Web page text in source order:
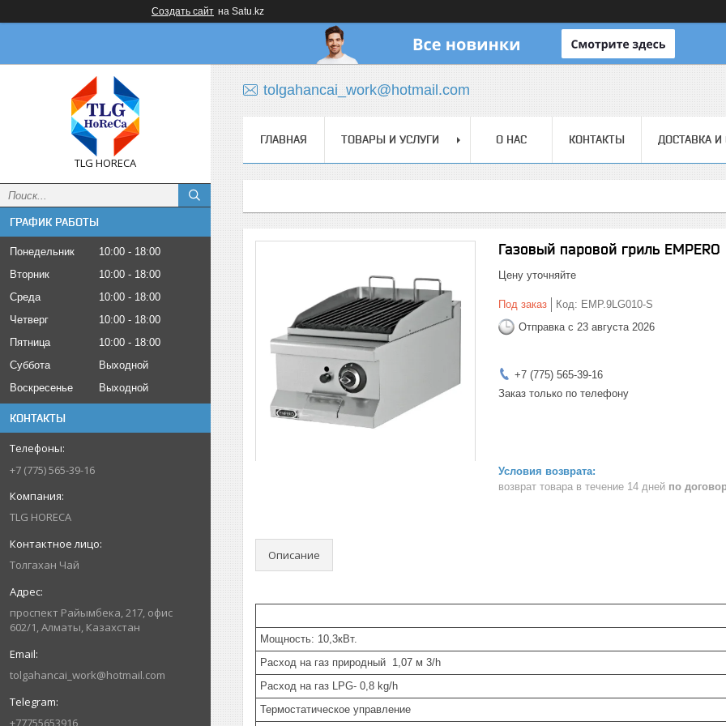
Создать сайт на Satu.kz
TLG HORECA
ГРАФИК РАБОТЫ
Понедельник 10:00
18:00
Вторник
10:00
18:00
Среда
10:00
18:00
Четверг
10:00
18:00
Пятница
10:00
18:00
Суббота
Выходной
Воскресенье
Выходной
КОНТАКТЫ
+7 (775) 565-39-16
TLG HORECA
Толгахан Чай
проспект Райымбека, 217, офис
602/1, Алматы, Казахстан
tolgahancai_work@hotmail.com
+77755653916
tolgahancai_work@hotmail.com
ГЛАВНАЯ ТОВАРЫ И УСЛУГИ О НАС КОНТАКТЫ ДОСТАВКА И
Газовый паровой гриль EMPERO
Цену уточняйте
Под заказ Код: EMP.9LG010-S
Отправка с 23 августа 2026
+7 (775) 565-39-16
Заказ только по телефону
возврат товара в течение 14 дней по
Описание
Мощность: 10,3кВт.
Расход на газ природный 1,07 м 3/h
Расход на газ LPG- 0,8 kg/h
Термостатическое управление